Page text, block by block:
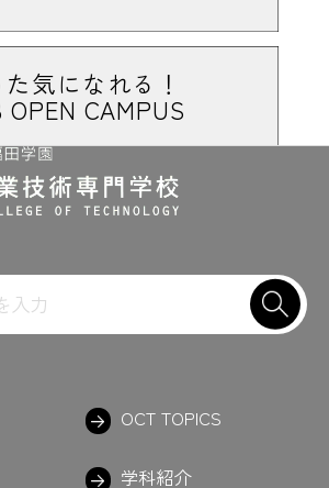
気になれる！
OPEN CAMPUS
OCT TOPICS
学科紹介